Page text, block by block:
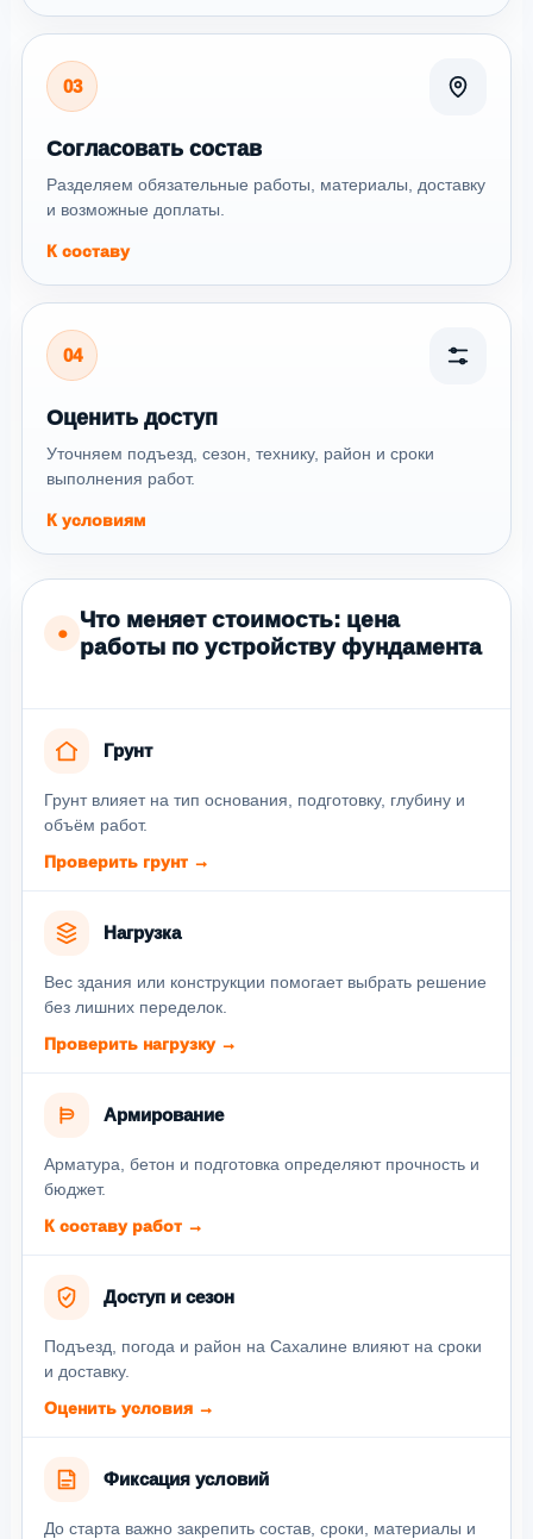
03
Согласовать состав
Разделяем обязательные работы, материалы, доставку
и возможные доплаты.
К составу
04
Оценить доступ
Уточняем подъезд, сезон, технику, район и сроки
выполнения работ.
К условиям
●
Что меняет стоимость: цена
работы по устройству фундамента
Грунт
Грунт влияет на тип основания, подготовку, глубину и
объём работ.
Проверить грунт →
Нагрузка
Вес здания или конструкции помогает выбрать решение
без лишних переделок.
Проверить нагрузку →
Армирование
Арматура, бетон и подготовка определяют прочность и
бюджет.
К составу работ →
Доступ и сезон
Подъезд, погода и район на Сахалине влияют на сроки
и доставку.
Оценить условия →
Фиксация условий
До старта важно закрепить состав, сроки, материалы и